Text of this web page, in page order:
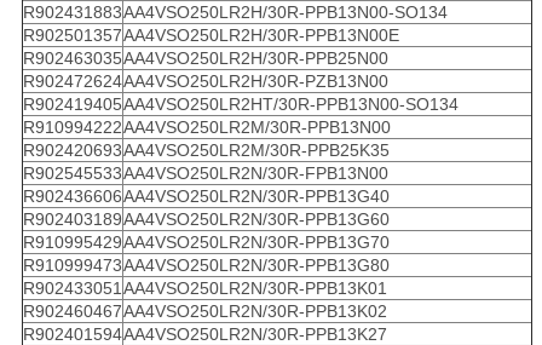
R902431883AA4VSO250LR2H/30R-PPB13N00-SO134
R902501357AA4VSO250LR2H/30R-PPB13N00E
R902463035AA4VSO250LR2H/30R-PPB25N00
R902472624AA4VSO250LR2H/30R-PZB13N00
R902419405AA4VSO250LR2HT/30R-PPB13N00-SO134
R910994222AA4VSO250LR2M/30R-PPB13N00
R902420693AA4VSO250LR2M/30R-PPB25K35
R902545533AA4VSO250LR2N/30R-FPB13N00
R902436606AA4VSO250LR2N/30R-PPB13G40
R902403189AA4VSO250LR2N/30R-PPB13G60
R910995429AA4VSO250LR2N/30R-PPB13G70
R910999473AA4VSO250LR2N/30R-PPB13G80
R902433051 AA4VSO250LR2N/30R-PPB13K01
R902460467AA4VSO250LR2N/30R-PPB13K02
R902401594AA4VSO250LR2N/30R-PPB13K27